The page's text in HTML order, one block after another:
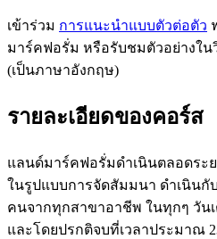
เข้าร่วม การแนะนำแบบตัวต่อตัว
มาร์คฟอรั่ม หรือรับชมตัวอย่างใน
(เป็นภาษาอังกฤษ)
รายละเอียดของคอร์ส
แลนด์มาร์คฟอรั่มดำเนินตลอดระ
ในรูปแบบการจัดสัมมนา ดำเนินกั
คนจากทุกสาขาอาชีพ ในทุกๆ วันเ
และโดยปรกติจบที่เวลาประมาณ